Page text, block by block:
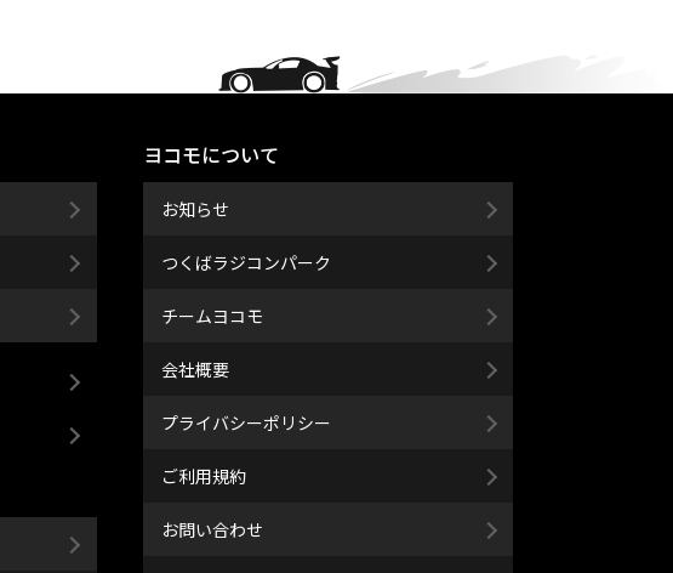
ヨコモについて
お知らせ
つくばラジコンパーク
チームヨコモ
会社概要
プライバシーポリシー
ご利用規約
お問い合わせ